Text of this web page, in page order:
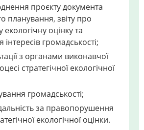
проєкту документа
планування, звіту про
екологічну оцінку та
інтересів громадськості;
з органами виконавчої
стратегічної екологічної
громадськості;
за правопорушення
екологічної оцінки.